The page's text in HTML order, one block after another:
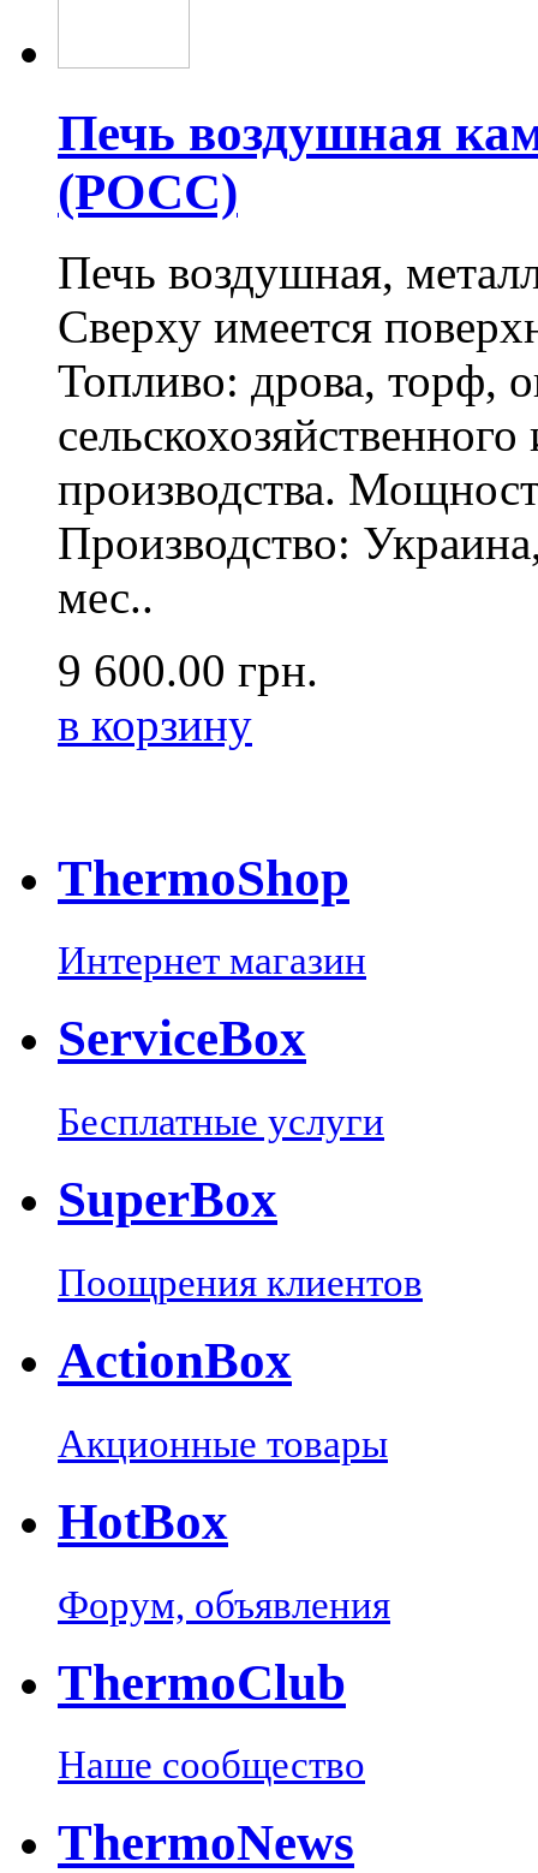
Печь воздушная
(РОСС)
Печь воздушная,
Сверху имеется
Топливо: дрова, торф,
производства.
Производство:
мес..
9 600.00 грн.
в корзину
ThermoShop
Интернет магазин
ServiceBox
Бесплатные услуги
SuperBox
Поощрения клиентов
ActionBox
Акционные товары
HotBox
Форум, объявления
ThermoClub
Наше сообщество
ThermoNews